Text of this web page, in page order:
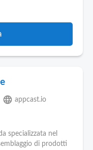
language appcast.io
specializzata nel
di prodotti